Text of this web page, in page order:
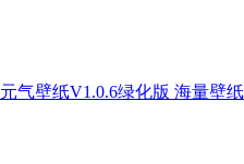
元气壁纸V1.0.6绿化版 海量壁